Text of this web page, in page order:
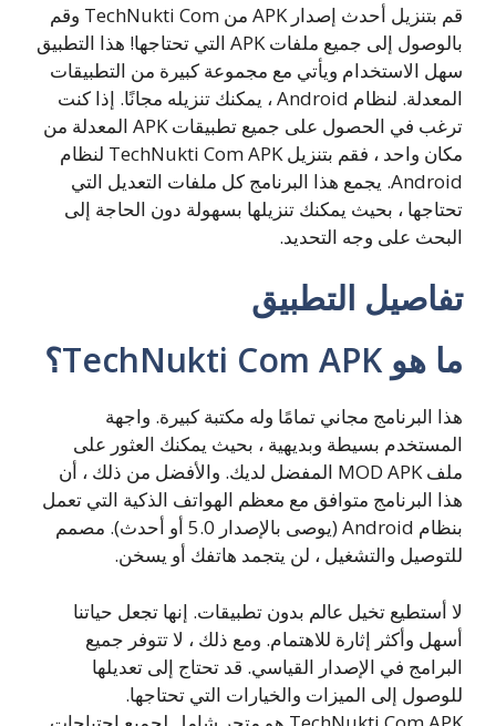
قم بتنزيل أحدث إصدار APK من TechNukti Com وقم
بالوصول إلى جميع ملفات APK التي تحتاجها! هذا التطبيق
سهل الاستخدام ويأتي مع مجموعة كبيرة من التطبيقات
المعدلة. لنظام Android ، يمكنك تنزيله مجانًا. إذا كنت
ترغب في الحصول على جميع تطبيقات APK المعدلة من
مكان واحد ، فقم بتنزيل TechNukti Com APK لنظام
Android. يجمع هذا البرنامج كل ملفات التعديل التي
تحتاجها ، بحيث يمكنك تنزيلها بسهولة دون الحاجة إلى
البحث على وجه التحديد.
تفاصيل التطبيق
ما هو TechNukti Com APK؟
هذا البرنامج مجاني تمامًا وله مكتبة كبيرة. واجهة
المستخدم بسيطة وبديهية ، بحيث يمكنك العثور على
ملف MOD APK المفضل لديك. والأفضل من ذلك ، أن
هذا البرنامج متوافق مع معظم الهواتف الذكية التي تعمل
بنظام Android (يوصى بالإصدار 5.0 أو أحدث). مصمم
للتوصيل والتشغيل ، لن يتجمد هاتفك أو يسخن.
لا أستطيع تخيل عالم بدون تطبيقات. إنها تجعل حياتنا
أسهل وأكثر إثارة للاهتمام. ومع ذلك ، لا تتوفر جميع
البرامج في الإصدار القياسي. قد تحتاج إلى تعديلها
للوصول إلى الميزات والخيارات التي تحتاجها.